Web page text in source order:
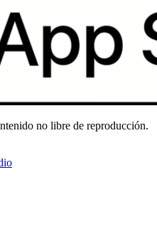
no libre de reproducción.